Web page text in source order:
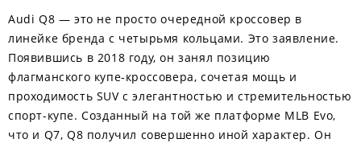
Audi Q8 — это не просто очередной кроссовер в
линейке бренда с четырьмя кольцами. Это заявление.
Появившись в 2018 году, он занял позицию
флагманского купе-кроссовера, сочетая мощь и
проходимость SUV с элегантностью и стремительностью
спорт-купе. Созданный на той же платформе MLB Evo,
что и Q7, Q8 получил совершенно иной характер. Он